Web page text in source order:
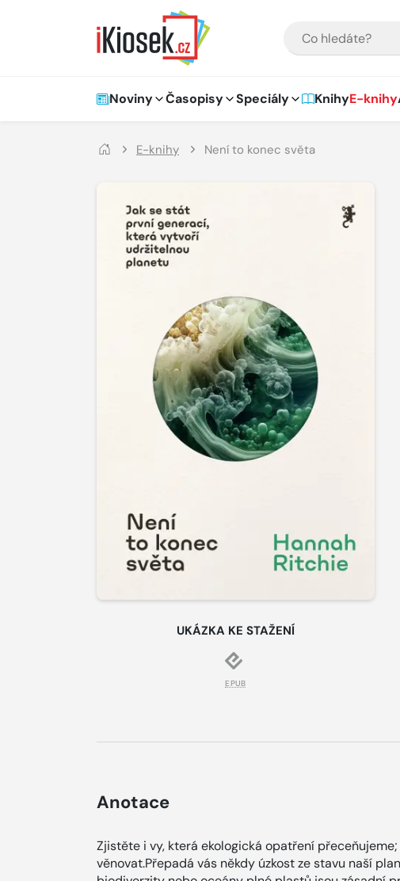
Hlavní navigace
Noviny Časopisy Speciály KnihyE-knihy
E-knihy Není to konec světa
UKÁZKA KE STAŽENÍ
EPUB
Anotace
Zjistěte i vy, která ekologická opatření
věnovat.Přepadá vás někdy úzkost ze stavu naší